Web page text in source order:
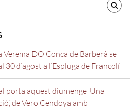
Verema DO Conca de Barberà se
30 d’agost a l’Espluga de Francolí
porta aquest diumenge ‘Una
de Vero Cendoya amb